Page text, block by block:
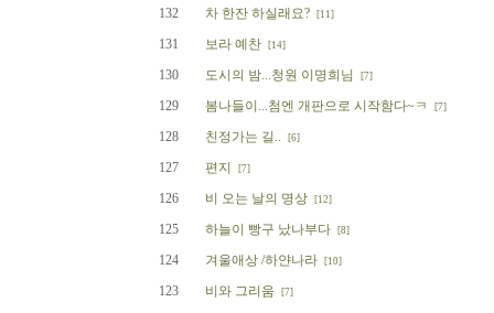
132 차 한잔 하실래요? [11]
131 보라 예찬 [14]
130 도시의 밤...청원 이명희님 [7]
129 봄나들이...첨엔 개판으로 시작함다~ㅋ [7]
128 친정가는 길.. [6]
127 편지 [7]
126 비 오는 날의 명상 [12]
125 하늘이 빵구 났나부다 [8]
124 겨울애상 /하얀나라 [10]
123 비와 그리움 [7]